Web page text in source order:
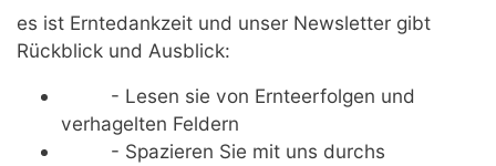
es ist Erntedankzeit und unser Newsletter gibt
Rückblick und Ausblick:
- Lesen sie von Ernteerfolgen und
verhagelten Feldern
- Spazieren Sie mit uns durchs